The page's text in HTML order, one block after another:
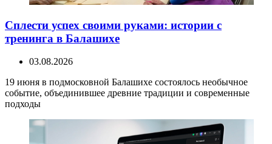
Сплести успех своими руками: истории с
тренинга в Балашихе
03.08.2026
19 июня в подмосковной Балашихе состоялось необычное
событие, объединившее древние традиции и современные
подходы